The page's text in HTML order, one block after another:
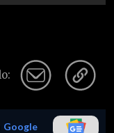
Google